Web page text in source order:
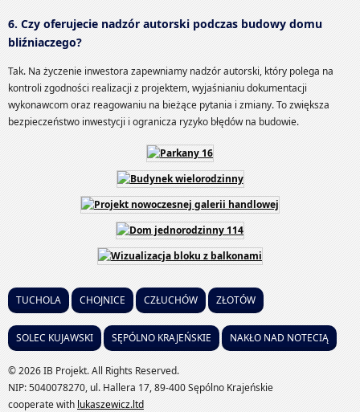
6. Czy oferujecie nadzór autorski podczas budowy domu
bliźniaczego?
Tak. Na życzenie inwestora zapewniamy nadzór autorski, który polega na
kontroli zgodności realizacji z projektem, wyjaśnianiu dokumentacji
wykonawcom oraz reagowaniu na bieżące pytania i zmiany. To zwiększa
bezpieczeństwo inwestycji i ogranicza ryzyko błędów na budowie.
TUCHOLA CHOJNICE CZŁUCHÓW ZŁOTÓW
SOLEC KUJAWSKI SĘPÓLNO KRAJEŃSKIE NAKŁO NAD NOTECIĄ
©2026IB Projekt. All Rights Reserved.
NIP: 5040078270, ul. Hallera 17, 89-400 Sępólno Krajeńskie
cooperate with lukaszewicz.ltd